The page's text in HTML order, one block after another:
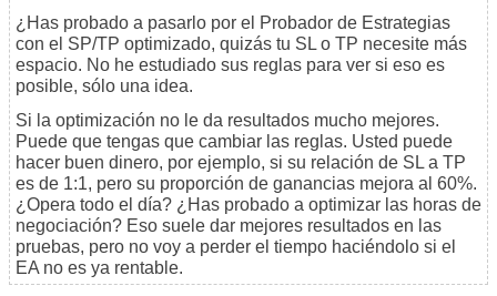
¿Has probado a pasarlo por el Probador de Estrategias
con el SP/TP optimizado, quizás tu SL o TP necesite más
espacio. No he estudiado sus reglas para ver si eso es
posible, sólo una idea.
Si la optimización no le da resultados mucho mejores.
Puede que tengas que cambiar las reglas. Usted puede
hacer buen dinero, por ejemplo, si su relación de SL a TP
es de 1:1, pero su proporción de ganancias mejora al 60%.
¿Opera todo el día? ¿Has probado a optimizar las horas de
negociación? Eso suele dar mejores resultados en las
pruebas, pero no voy a perder el tiempo haciéndolo si el
EA no es ya rentable.